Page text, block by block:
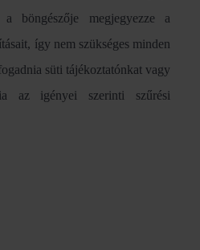
böngészője megjegyezze a
így nem szükséges minden
süti tájékoztatónkat vagy
az igényei szerinti szűrési